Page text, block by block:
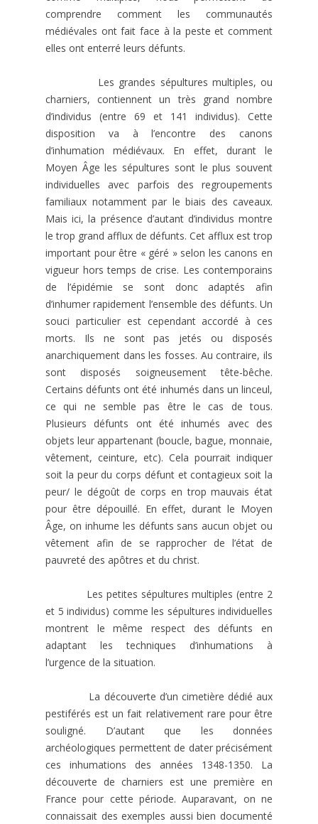
comprendre comment les communautés
médiévales ont fait face à la peste et comment
elles ont enterré leurs défunts.
Les grandes sépultures multiples, ou
charniers, contiennent un très grand nombre
d’individus (entre 69 et 141 individus). Cette
disposition va à l’encontre des canons
d’inhumation médiévaux. En effet, durant le
Moyen Âge les sépultures sont le plus souvent
individuelles avec parfois des regroupements
familiaux notamment par le biais des caveaux.
Mais ici, la présence d’autant d’individus montre
le trop grand afflux de défunts. Cet afflux est trop
important pour être « géré » selon les canons en
vigueur hors temps de crise. Les contemporains
de l’épidémie se sont donc adaptés afin
d’inhumer rapidement l’ensemble des défunts. Un
souci particulier est cependant accordé à ces
morts. Ils ne sont pas jetés ou disposés
anarchiquement dans les fosses. Au contraire, ils
sont disposés soigneusement tête-bêche.
Certains défunts ont été inhumés dans un linceul,
ce qui ne semble pas être le cas de tous.
Plusieurs défunts ont été inhumés avec des
objets leur appartenant (boucle, bague, monnaie,
vêtement, ceinture, etc). Cela pourrait indiquer
soit la peur du corps défunt et contagieux soit la
peur/ le dégoût de corps en trop mauvais état
pour être dépouillé. En effet, durant le Moyen
Âge, on inhume les défunts sans aucun objet ou
vêtement afin de se rapprocher de l’état de
pauvreté des apôtres et du christ.
Les petites sépultures multiples (entre 2
et 5 individus) comme les sépultures individuelles
montrent le même respect des défunts en
adaptant les techniques d’inhumations à
l’urgence de la situation.
La découverte d’un cimetière dédié aux
pestiférés est un fait relativement rare pour être
souligné. D’autant que les données
archéologiques permettent de dater précisément
ces inhumations des années 1348-1350. La
découverte de charniers est une première en
France pour cette période. Auparavant, on ne
connaissait des exemples aussi bien documenté